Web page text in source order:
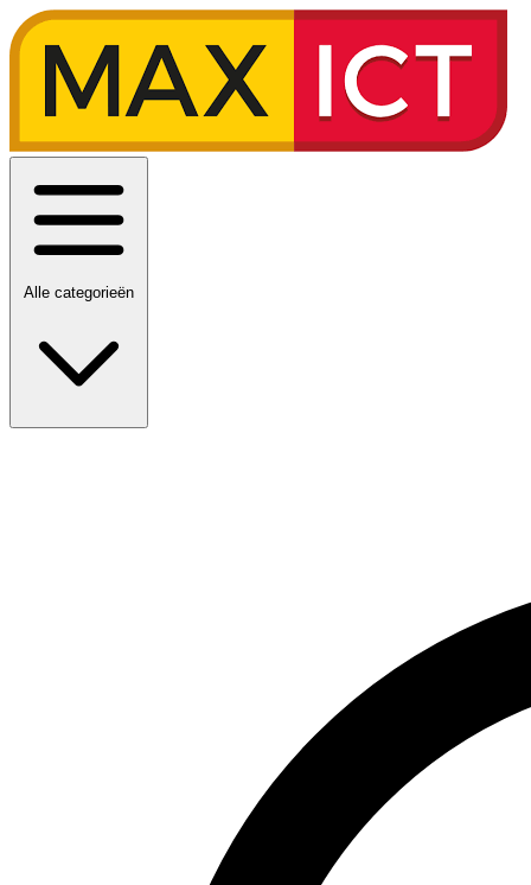
Alle categorieën